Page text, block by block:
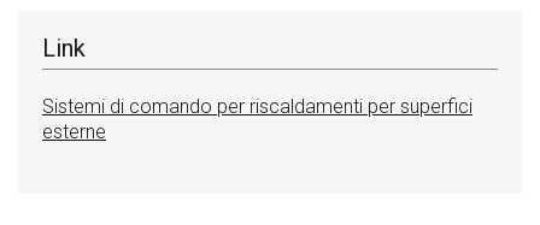
Link
Sistemi di comando per riscaldamenti per superfici
esterne